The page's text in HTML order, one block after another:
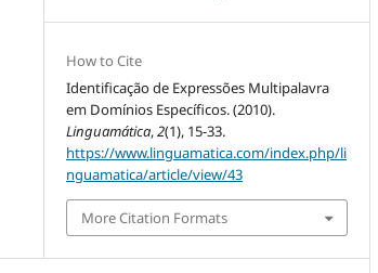
How to Cite
Identificação de Expressões Multipalavra
em Domínios Específicos. (2010).
Linguamática,2(1), 15-33.
https://www.linguamatica.com/index.php/li
nguamatica/article/view/43
More Citation Formats